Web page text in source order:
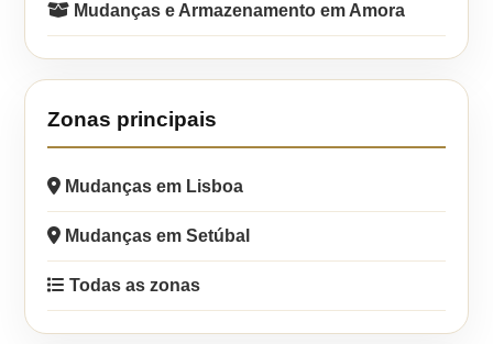
Mudanças e Armazenamento em Amora
Zonas principais
Mudanças em Lisboa
Mudanças em Setúbal
Todas as zonas